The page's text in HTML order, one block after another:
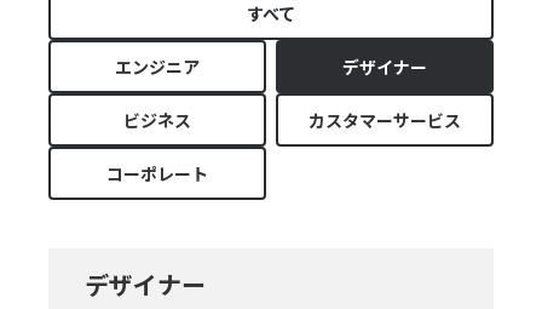
すべて
エンジニア デザイナー
ビジネス カスタマーサービス
コーポレート
デザイナー